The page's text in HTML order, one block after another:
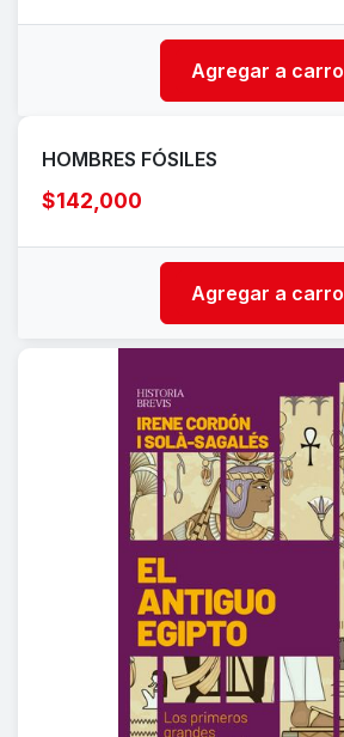
Agregar a carro
HOMBRES FÓSILES
$142,000
Agregar a carro